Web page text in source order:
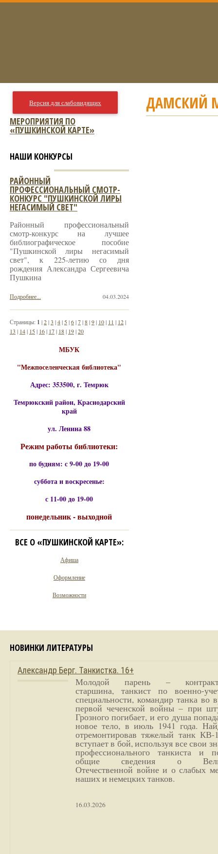
ДАМСКИЙ
Версия для слабовидящих
МЕРОПРИЯТИЯ ПО
«ПУШКИНСКОЙ КАРТЕ»
НАШИ КОНКУРСЫ
РАЙОННЫЙ
ПРОФЕССИОНАЛЬНЫЙ СМОТР-
КОНКУРС "ПУШКИНСКОЙ ЛИРЫ
НЕГАСИМЫЙ СВЕТ"
Районный профессиональный
смотр-конкурс на лучшее
библиографическое пособие
"Пушкинской лиры негасимый
свет", к 225-летию со дня
рождения Александра Сергеевича
Пушкина
04.03.2024
Подробнее...
Страницы: 1 |2|3 |4| 5|6|7|8|9| 10| 11 | 12|
13 | 14| 15| 16| 17| 18| 19|20
МБУК
"Межпоселенческая библиотека"
Адрес: 353500, г. Темрюк
Темрюкский район, Краснодарский
край
ул. Ленина 88
Режим работы библиотеки:
по будням: с 9-00 до 19-00
суббота и воскресенье:
с 11-00 до 19-00
понедельник - выходной
ВСЕ О «ПУШКИНСКОЙ КАРТЕ»:
Афиша
Оформление
Возможности
НОВИНКИ ЛИТЕРАТУРЫ
Александр Берг. Танкистка. 16+
Молодой парень –
старшина, танкист по военно-
специальности, командир танка во
первой чеченской войны – при
Грозного погибает, и его душа
новое тело, в июль 1941 года.
отремонтировав тяжелый танк
вступает в бой, используя все свои
профессионального танкиста и
общие сведения о
Отечественной войне и о слабых
наших и немецких танков.
16.03.2026